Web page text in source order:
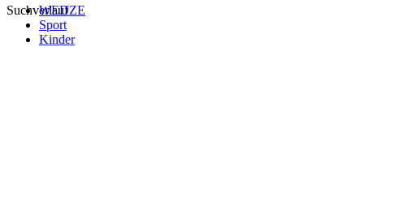
Suchverlauf
WEDZE
Sport
Kinder